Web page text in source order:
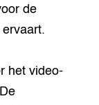
de
het video-